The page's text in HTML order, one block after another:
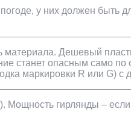
у них должен быть
Дешевый
станет опасным
маркировки R или G)
гирлянды –